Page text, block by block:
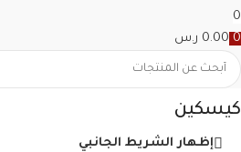
0
0
0.00 ر.س
كيسكين
إظهار الشريط الجانبي